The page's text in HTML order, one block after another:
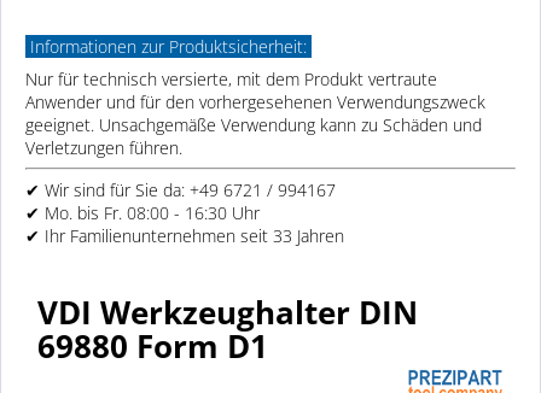
Informationen zur Produktsicherheit:
Nur für technisch versierte, mit dem Produkt vertraute
Anwender und für den vorhergesehenen Verwendungszweck
geeignet. Unsachgemäße Verwendung kann zu Schäden und
Verletzungen führen.
✔ Wir sind für Sie da: +49 6721 / 994167
✔ Mo. bis Fr. 08:00 - 16:30 Uhr
✔ Ihr Familienunternehmen seit 33 Jahren
VDI Werkzeughalter DIN
69880 Form D1